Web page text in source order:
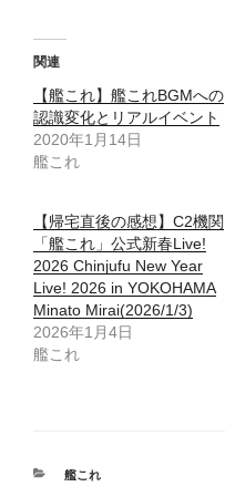
関連
【艦これ】艦これBGMへの
認識変化とリアルイベント
2020年1月14日
艦これ
【帰宅直後の感想】C2機関
「艦これ」公式新春Live!
2026 Chinjufu New Year
Live! 2026 in YOKOHAMA
Minato Mirai(2026/1/3)
2026年1月4日
艦これ
カ
艦これ